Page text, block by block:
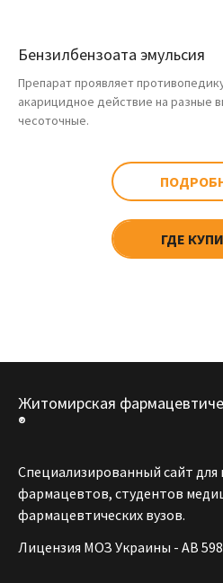
Бензилбензоата эмульсия
Препарат проявляет
акарицидное действие на разные
чесоточные.
ГДЕ
Житомирская
®
Специализированный сайт для
фармацевтов, студентов
фармацевтических вузов.
Лицензия МОЗ Украины - АВ